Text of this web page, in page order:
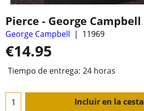
Pierce - George Campbell
George Campbell 11969
€14.95
Tiempo de entrega: 24 horas
Incluir en la cesta